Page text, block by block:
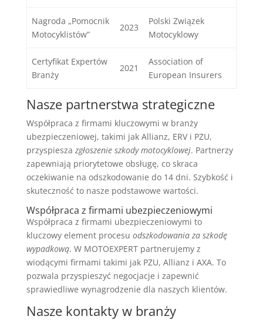
Nagroda „Pomocnik
Motocyklistów”
2023
Polski Związek
Motocyklowy
Certyfikat Expertów
Branży
2021
Association of
European Insurers
Nasze partnerstwa strategiczne
Współpraca z firmami kluczowymi w branży
ubezpieczeniowej, takimi jak Allianz, ERV i PZU,
przyspiesza zgłoszenie szkody motocyklowej. Partnerzy
zapewniają priorytetowe obsługę, co skraca
oczekiwanie na odszkodowanie do 14 dni. Szybkość i
skuteczność to nasze podstawowe wartości.
Współpraca z firmami ubezpieczeniowymi
Współpraca z firmami ubezpieczeniowymi to
kluczowy element procesu odszkodowania za szkodę
wypadkową. W MOTOEXPERT partnerujemy z
wiodącymi firmami takimi jak PZU, Allianz i AXA. To
pozwala przyspieszyć negocjacje i zapewnić
sprawiedliwe wynagrodzenie dla naszych klientów.
Nasze kontakty w branży